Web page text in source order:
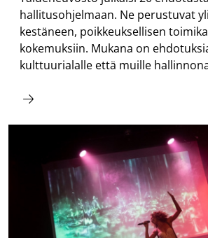
hallitusohjelmaan. Ne perustuvat
kestäneen, poikkeuksellisen
kokemuksiin. Mukana on
kulttuurialalle että muille